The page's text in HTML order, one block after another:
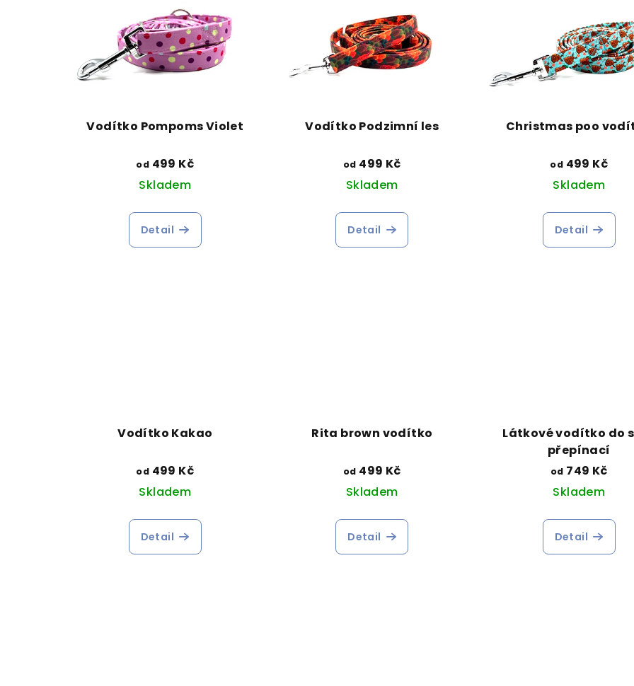
Vodítko Pompoms Violet
od 499 Kč
Skladem
Detail
Vodítko Podzimní les
od 499 Kč
Skladem
Detail
Christmas poo
od 499 Kč
Skladem
Detail
Vodítko Kakao
od 499 Kč
Skladem
Detail
Rita brown vodítko
od 499 Kč
Skladem
Detail
Látkové vodítko do
přepínací
od 749 Kč
Skladem
Detail